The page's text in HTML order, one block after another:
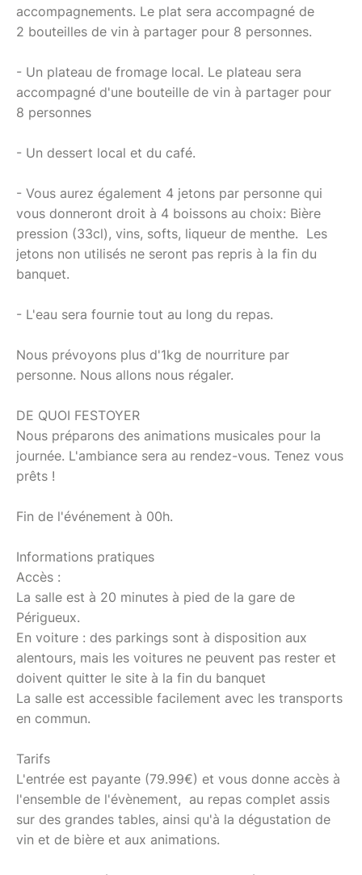
accompagnements. Le plat sera accompagné de
2 bouteilles de vin à partager pour 8 personnes.
- Un plateau de fromage local. Le plateau sera
accompagné d'une bouteille de vin à partager pour
8 personnes
- Un dessert local et du café.
- Vous aurez également 4 jetons par personne qui
vous donneront droit à 4 boissons au choix: Bière
pression (33cl), vins, softs, liqueur de menthe. Les
jetons non utilisés ne seront pas repris à la fin du
banquet.
- L'eau sera fournie tout au long du repas.
Nous prévoyons plus d'1kg de nourriture par
personne. Nous allons nous régaler.
DE QUOI FESTOYER
Nous préparons des animations musicales pour la
journée. L'ambiance sera au rendez-vous. Tenez vous
prêts !
Fin de l'événement à 00h.
Informations pratiques
Accès :
La salle est à 20 minutes à pied de la gare de
Périgueux.
En voiture : des parkings sont à disposition aux
alentours, mais les voitures ne peuvent pas rester et
doivent quitter le site à la fin du banquet
La salle est accessible facilement avec les transports
en commun.
Tarifs
L'entrée est payante (79.99€) et vous donne accès à
l'ensemble de l'évènement, au repas complet assis
sur des grandes tables, ainsi qu'à la dégustation de
vin et de bière et aux animations.